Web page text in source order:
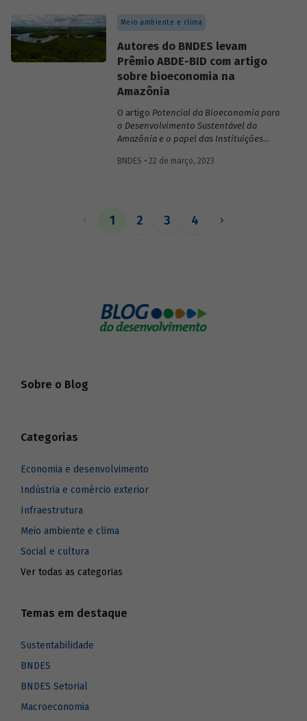
Meio ambiente e clima
Autores do BNDES levam
Prêmio ABDE-BID com artigo
sobre bioeconomia na
Amazônia
O artigo Potencial da Bioeconomia para
o Desenvolvimento Sustentável da
Amazônia e o papel das Instituições
Leonardo Pamplona, Nabil Kadri e Julio
sustentável, inclusivo e inovativo” do
BNDES • 22 de março, 2023
1 2 3 4
Sobre o Blog
Categorias
Economia e desenvolvimento
Indústria e comércio exterior
Infraestrutura
Meio ambiente e clima
Social e cultura
Ver todas as categorias
Temas em destaque
Sustentabilidade
BNDES
BNDES Setorial
Macroeconomia